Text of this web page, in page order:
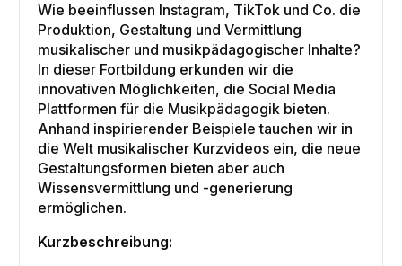
Wie beeinflussen Instagram, TikTok und Co. die
Produktion, Gestaltung und Vermittlung
musikalischer und musikpädagogischer Inhalte?
In dieser Fortbildung erkunden wir die
innovativen Möglichkeiten, die Social Media
Plattformen für die Musikpädagogik bieten.
Anhand inspirierender Beispiele tauchen wir in
die Welt musikalischer Kurzvideos ein, die neue
Gestaltungsformen bieten aber auch
Wissensvermittlung und -generierung
ermöglichen.
Kurzbeschreibung: